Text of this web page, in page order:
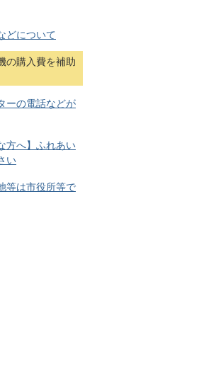
どについて
の購入費を補助
ーの電話などが
方へ】ふれあい
い
等は市役所等で